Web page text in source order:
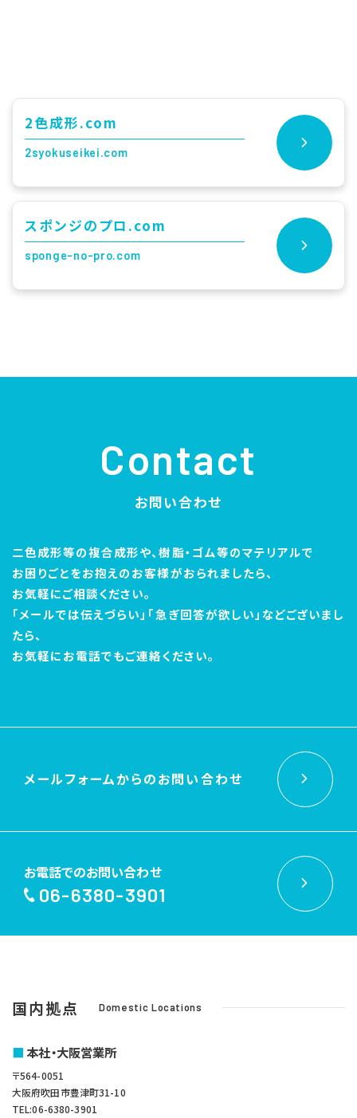
2色成形.com
2syokuseikei.com
スポンジのプロ.com
sponge-no-pro.com
Contact
お問い合わせ
二色成形等の複合成形や、樹脂・ゴム等のマテリアルで
お困りごとをお抱えのお客様がおられましたら、
お気軽にご相談ください。
「メールでは伝えづらい」「急ぎ回答が欲しい」などございまし
たら、
お気軽にお電話でもご連絡ください。
メールフォームからのお問い合わせ
お電話でのお問い合わせ
06-6380-3901
国内拠点 Domestic Locations
本社・大阪営業所
〒564-0051
大阪府吹田市豊津町31-10
TEL:06-6380-3901